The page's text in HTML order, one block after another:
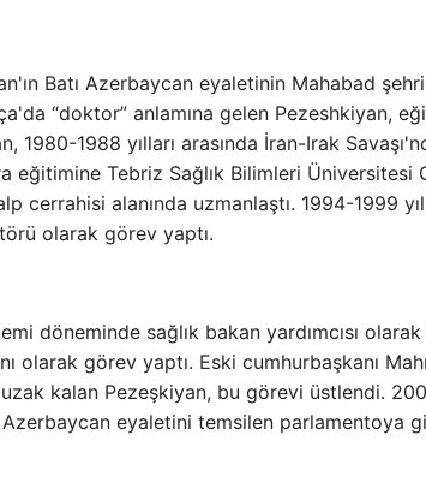
Batı Azerbaycan eyaletinin Mahabad
“doktor” anlamına gelen Pezeshkiyan,
1988 yılları arasında İran-Irak
Tebriz Sağlık Bilimleri Üniversitesi
cerrahisi alanında uzmanlaştı. 1994-1999
olarak görev yaptı.
döneminde sağlık bakan yardımcısı olarak
olarak görev yaptı. Eski cumhurbaşkanı
kalan Pezeşkiyan, bu görevi üstlendi.
eyaletini temsilen parlamentoya